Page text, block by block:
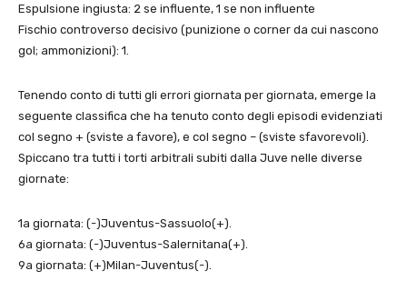
Espulsione ingiusta: 2 se influente, 1 se non influente
Fischio controverso decisivo (punizione o corner da cui nascono
gol; ammonizioni): 1.
Tenendo conto di tutti gli errori giornata per giornata, emerge la
seguente classifica che ha tenuto conto degli episodi evidenziati
col segno + (sviste a favore), e col segno – (sviste sfavorevoli).
Spiccano tra tutti i torti arbitrali subiti dalla Juve nelle diverse
giornate:
1a giornata: (-)Juventus-Sassuolo(+).
6a giornata: (-)Juventus-Salernitana(+).
9a giornata: (+)Milan-Juventus(-).